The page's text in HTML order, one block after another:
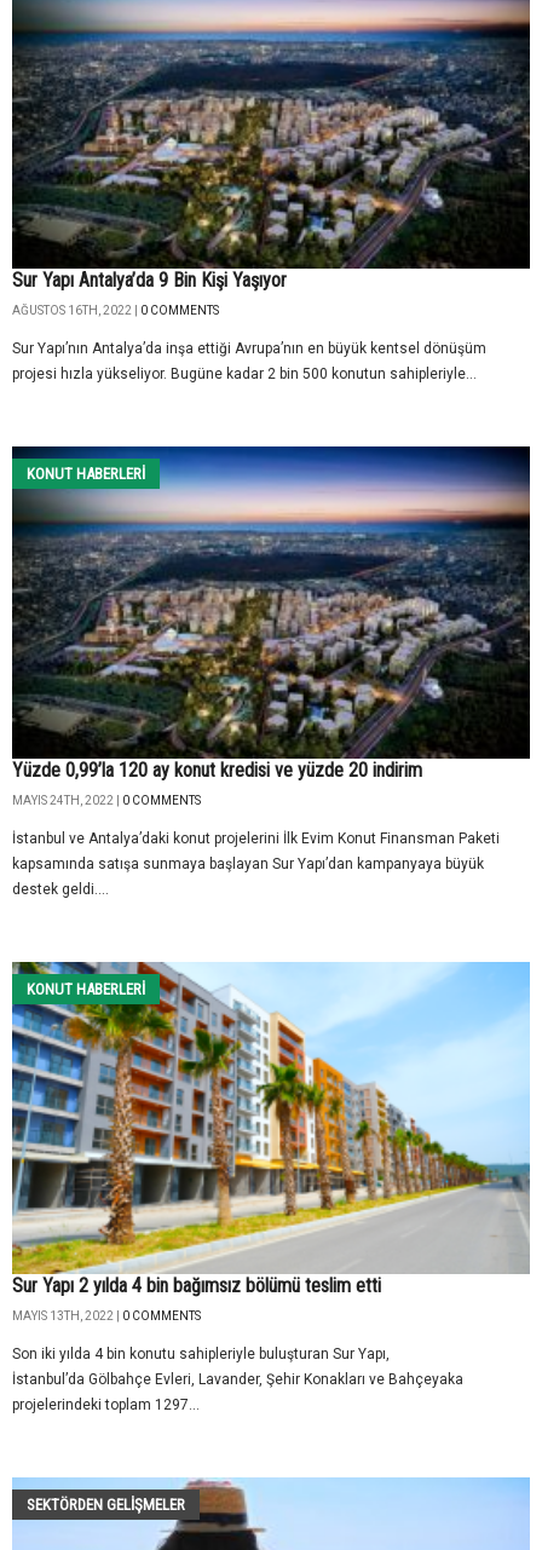
Sur Yapı Antalya’da 9 Bin Kişi Yaşıyor
AĞUSTOS 16TH, 2022 | 0 COMMENTS
Sur Yapı’nın Antalya’da inşa ettiği Avrupa’nın en büyük kentsel dönüşüm
projesi hızla yükseliyor. Bugüne kadar 2 bin 500 konutun sahipleriyle...
KONUT HABERLERI
Yüzde 0,99’la 120 ay konut kredisi ve yüzde 20 indirim
MAYIS 24TH, 2022 | 0 COMMENTS
İstanbul ve Antalya’daki konut projelerini İlk Evim Konut Finansman Paketi
kapsamında satışa sunmaya başlayan Sur Yapı’dan kampanyaya büyük
destek geldi....
KONUT HABERLERI
Sur Yapı 2 yılda 4 bin bağımsız bölümü teslim etti
MAYIS 13TH, 2022 | 0 COMMENTS
Son iki yılda 4 bin konutu sahipleriyle buluşturan Sur Yapı,
İstanbul’da Gölbahçe Evleri, Lavander, Şehir Konakları ve Bahçeyaka
projelerindeki toplam 1297...
SEKTÖRDEN GELIŞMELER